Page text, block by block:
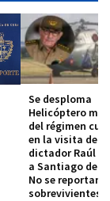
Se desploma
Helicóptero
del régimen
en la visita del
dictador Raúl
a Santiago de
No se reportan
sobrevivientes